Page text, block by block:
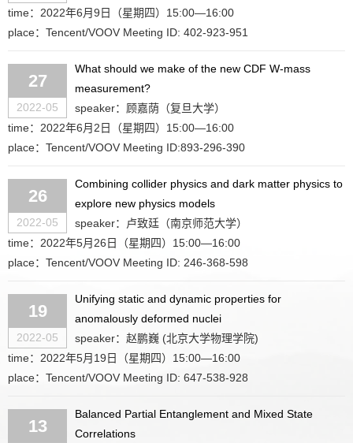
time：2022年6月9日（星期四）15:00—16:00
place：Tencent/VOOV Meeting ID: 402-923-951
27
2022-05
What should we make of the new CDF W-mass
measurement?
speaker：顾嘉荫（复旦大学）
time：2022年6月2日（星期四）15:00—16:00
place：Tencent/VOOV Meeting ID:893-296-390
26
2022-05
Combining collider physics and dark matter physics to
explore new physics models
speaker：卢致廷（南京师范大学）
time：2022年5月26日（星期四）15:00—16:00
place：Tencent/VOOV Meeting ID: 246-368-598
19
2022-05
Unifying static and dynamic properties for
anomalously deformed nuclei
speaker：赵鹏巍 (北京大学物理学院)
time：2022年5月19日（星期四）15:00—16:00
place：Tencent/VOOV Meeting ID: 647-538-928
13
Balanced Partial Entanglement and Mixed State
Correlations